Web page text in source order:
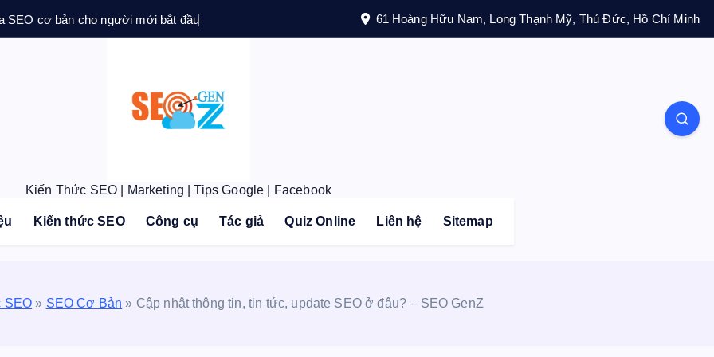
SEO cơ bản cho người mới bắt đầu 61 Hoàng Hữu Nam, Long Thạnh Mỹ, Thủ Đức, Hồ Chí Minh
Kiến Thức SEO | Marketing | Tips Google | Facebook
Kiến thức SEO Công cụ Tác giả Quiz Online Liên hệ Sitemap
SEO » SEO Cơ Bản » Cập nhật thông tin, tin tức, update SEO ở đâu? – SEO GenZ